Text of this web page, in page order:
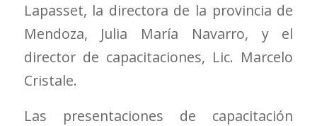
Lapasset, la directora de la provincia de
Mendoza, Julia María Navarro, y el
director de capacitaciones, Lic. Marcelo
Cristale.
Las presentaciones de capacitación